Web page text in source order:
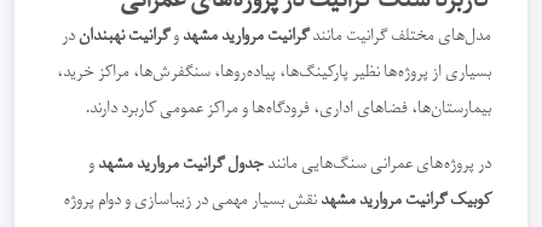
مدل‌های مختلف گرانیت مانندگرانیت مروارید مشهد وگرانیت نهبنداندر
بسیاری از پروژه‌ها نظیر پارکینگ‌ها، پیاده‌روها، سنگفرش‌ها، مراکز خرید،
بیمارستان‌ها، فضاهای اداری، فرودگاه‌ها و مراکز عمومی کاربرد دارند.
در پروژه‌های عمرانی سنگ‌هایی مانند جدول گرانیت مروارید مشهد و
کوبیک گرانیت مروارید مشهد نقش بسیار مهمی در زیباسازی و دوام پروژه